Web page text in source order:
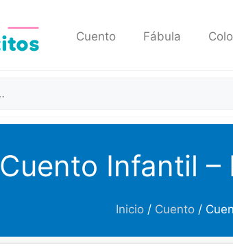
Cuento Fábula
Cuento Infantil –
Inicio/ Cuento/